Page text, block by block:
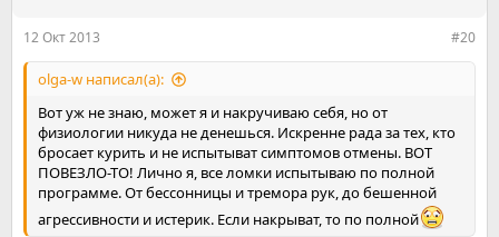
12 Окт 2013 #20
olga-w написал(а):
Вот уж не знаю, может я и накручиваю себя, но от
физиологии никуда не денешься. Искренне рада за тех, кто
бросает курить и не испытыват симптомов отмены. ВОТ
ПОВЕЗЛО-ТО! Лично я, все ломки испытываю по полной
программе. От бессонницы и тремора рук, до бешенной
агрессивности и истерик. Если накрыват, то по полной